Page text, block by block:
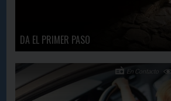
DA EL PRIMER PASO
En Contacto